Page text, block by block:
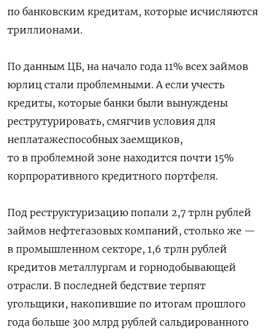
по банковским кредитам, которые исчисляются
триллионами.
По данным ЦБ, на начало года 11% всех займов
юрлиц стали проблемными. А если учесть
кредиты, которые банки были вынуждены
реструтурировать, смягчив условия для
неплатажеспособных заемщиков,
то в проблемной зоне находится почти 15%
корпроративного кредитного портфеля.
Под реструктуризацию попали 2,7 трлн рублей
займов нефтегазовых компаний, столько же —
в промышленном секторе, 1,6 трлн рублей
кредитов металлургам и горнодобывающей
отрасли. В последней бедствие терпят
угольщики, накопившие по итогам прошлого
года больше 300 млрд рублей сальдированного